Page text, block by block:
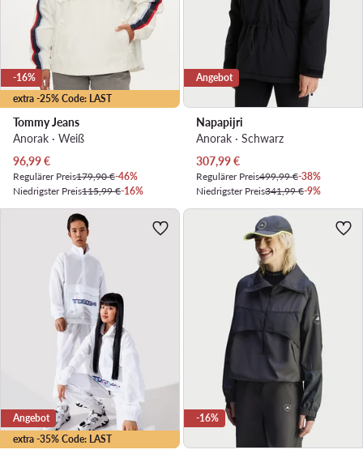
extra -25% Code: LAST
-16%
Tommy Jeans
Anorak · Weiß
Aktueller Preis
96,99€
Regulärer Preis179,90 €-46%
Niedrigster Preis115,99 €-16%
Angebot
Napapijri
Anorak · Schwarz
Aktueller Preis
307,99€
Regulärer Preis499,99 €-38%
Niedrigster Preis341,99 €-9%
extra -35% Code: LAST
Angebot -16%